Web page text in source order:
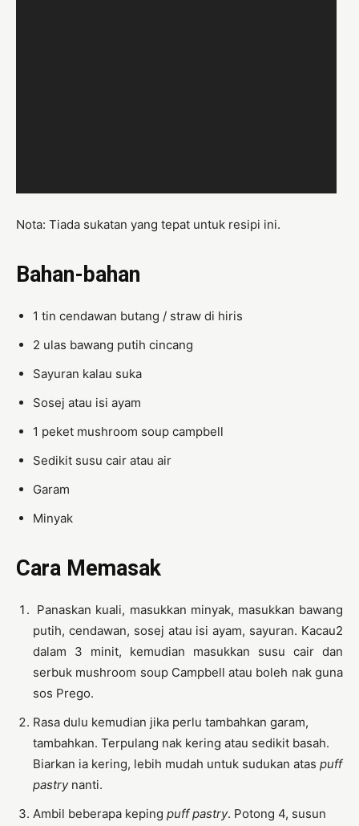
Nota: Tiada sukatan yang tepat untuk resipi ini.
Bahan-bahan
1 tin cendawan butang / straw di hiris
2 ulas bawang putih cincang
Sayuran kalau suka
Sosej atau isi ayam
1 peket mushroom soup campbell
Sedikit susu cair atau air
Garam
Minyak
Cara Memasak
Panaskan kuali, masukkan minyak, masukkan bawang
putih, cendawan, sosej atau isi ayam, sayuran. Kacau2
dalam 3 minit, kemudian masukkan susu cair dan
serbuk mushroom soup Campbell atau boleh nak guna
sos Prego.
Rasa dulu kemudian jika perlu tambahkan garam,
tambahkan. Terpulang nak kering atau sedikit basah.
Biarkan ia kering, lebih mudah untuk sudukan atas puff
pastrynanti.
Ambil beberapa keping puff pastry. Potong 4, susun